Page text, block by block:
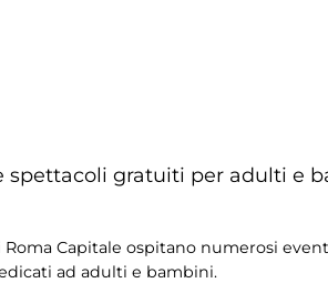
spettacoli gratuiti per adulti e
Capitale ospitano numerosi
ad adulti e bambini.